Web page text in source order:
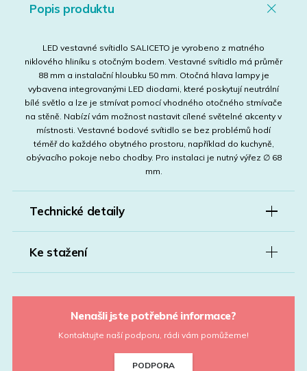
Popis produktu
LED vestavné svítidlo SALICETO je vyrobeno z matného
niklového hliníku s otočným bodem. Vestavné svítidlo má průměr
88 mm a instalační hloubku 50 mm. Otočná hlava lampy je
vybavena integrovanými LED diodami, které poskytují neutrální
bílé světlo a lze je stmívat pomocí vhodného otočného stmívače
na stěně. Nabízí vám možnost nastavit cílené světelné akcenty v
místnosti. Vestavné bodové svítidlo se bez problémů hodí
téměř do každého obytného prostoru, například do kuchyně,
obývacího pokoje nebo chodby. Pro instalaci je nutný výřez ∅ 68
mm.
Technické detaily
Ke stažení
Nenašli jste potřebné informace?
Kontaktujte naší podporu, rádi vám pomůžeme!
PODPORA